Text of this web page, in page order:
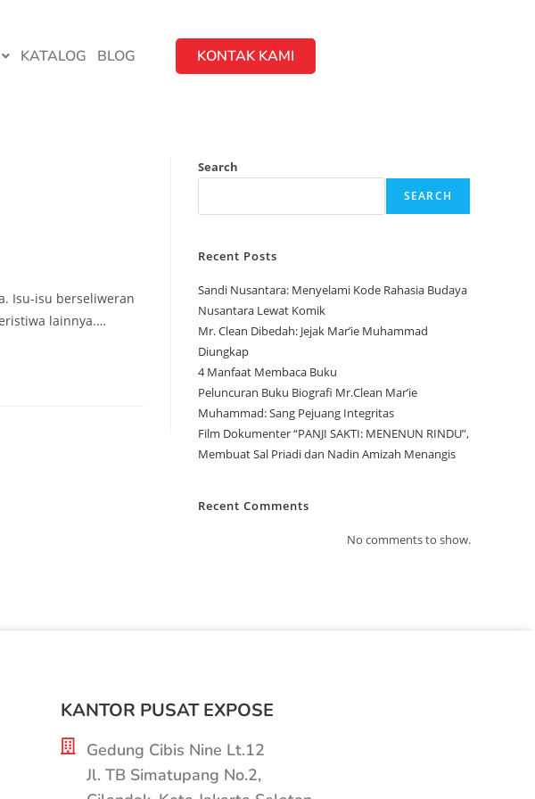
KATALOG BLOG KONTAK KAMI
Isu-isu berseliweran
lainnya.…
Search
SEARCH
Recent Posts
Sandi Nusantara: Menyelami Kode Rahasia Budaya
Nusantara Lewat Komik
Mr. Clean Dibedah: Jejak Mar’ie Muhammad
Diungkap
4 Manfaat Membaca Buku
Peluncuran Buku Biografi Mr.Clean Mar’ie
Muhammad: Sang Pejuang Integritas
Film Dokumenter “PANJI SAKTI: MENENUN RINDU”,
Membuat Sal Priadi dan Nadin Amizah Menangis
Recent Comments
No comments to show.
KANTOR PUSAT EXPOSE
Gedung Cibis Nine Lt.12
Jl. TB Simatupang No.2,